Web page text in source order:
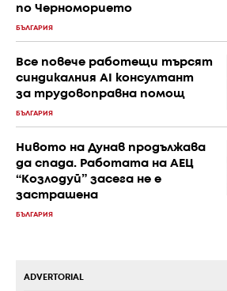
по Черноморието
БЪЛГАРИЯ
Все повече работещи търсят
синдикалния AI консултант
за трудовоправна помощ
БЪЛГАРИЯ
Нивото на Дунав продължава
да спада. Работата на АЕЦ
“Козлодуй” засега не е
застрашена
БЪЛГАРИЯ
ADVERTORIAL